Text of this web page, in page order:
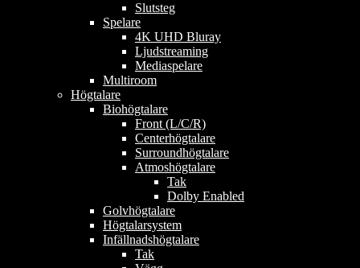
Slutsteg
Spelare
4K UHD Bluray
Ljudstreaming
Mediaspelare
Multiroom
Högtalare
Biohögtalare
Front (L/C/R)
Centerhögtalare
Surroundhögtalare
Atmoshögtalare
Tak
Dolby Enabled
Golvhögtalare
Högtalarsystem
Infällnadshögtalare
Tak